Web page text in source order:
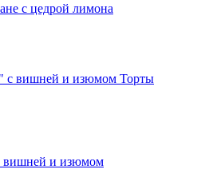
с цедрой лимона
Торты
и изюмом